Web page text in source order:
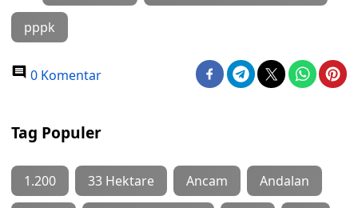
pppk
0 Komentar
Tag Populer
1.200 33 Hektare Ancam Andalan